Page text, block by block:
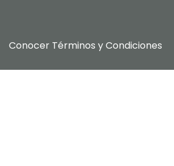
Conocer Términos y Condiciones